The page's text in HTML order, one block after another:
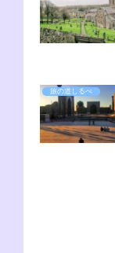
旅の道しるべ